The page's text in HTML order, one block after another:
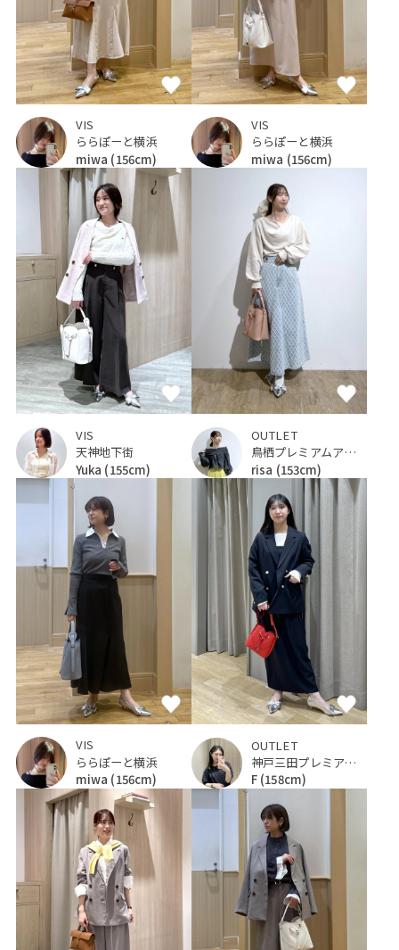
VIS
ららぽーと横浜
miwa (156cm)
VIS
ららぽーと横浜
miwa (156cm)
VIS
天神地下街
Yuka (155cm)
OUTLET
鳥栖プレミアムアウトレット
risa (153cm)
VIS
ららぽーと横浜
miwa (156cm)
OUTLET
神戸三田プレミアム・アウトレット
F (158cm)